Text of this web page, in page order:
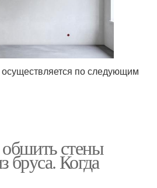
по следующим
стены
бруса. Когда